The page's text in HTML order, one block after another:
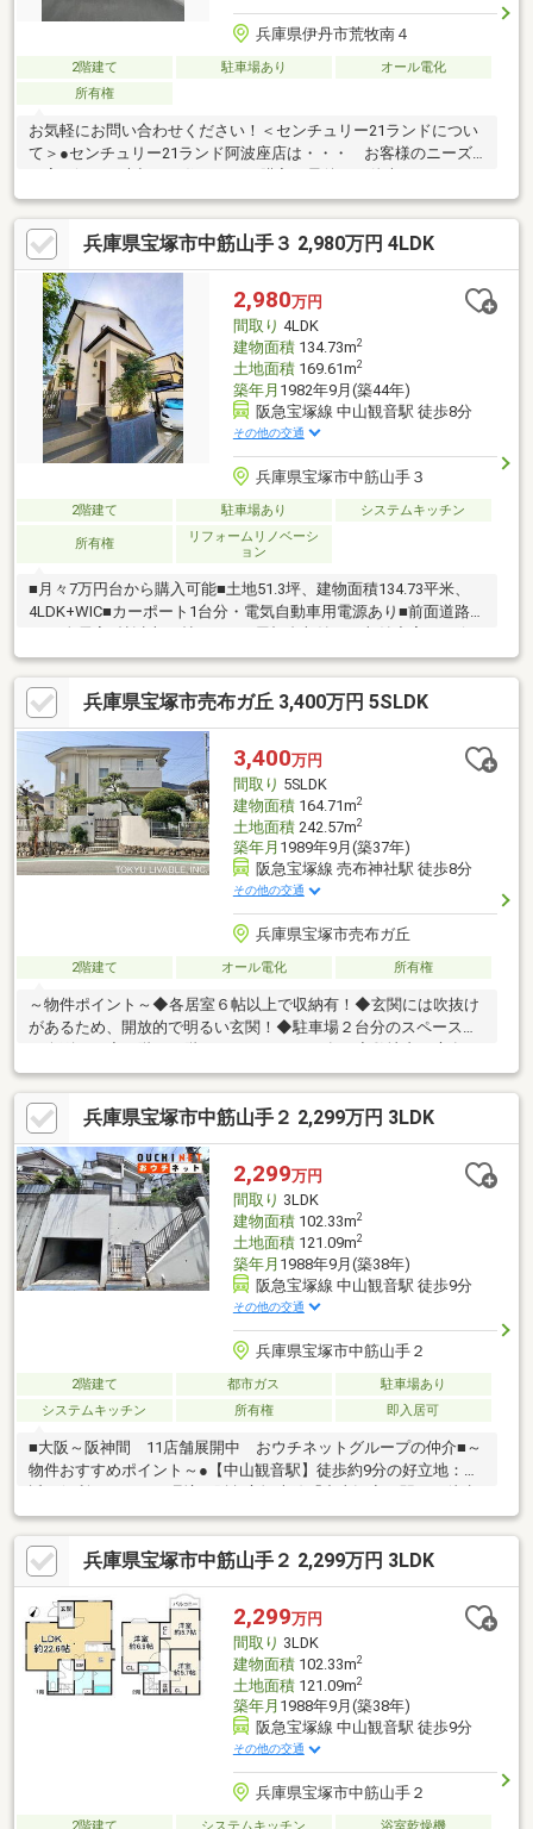
兵庫県伊丹市荒牧南４
2階建て 駐車場あり
オール電化
所有権
お気軽にお問い合わせください！＜センチュリー21ランドについ
て＞●センチュリー21ランド阿波座店は・・・ お客様のニーズ
す！●リフォームのご相談も承っております。●購入・売却・ロー
ンのご相談・・・なんでもお気軽にご相談くださいませ！〇大阪
メトロ千日前線・中央線「阿波座」駅5番出口より徒歩約2分！〇
営業時間：10：00～20：00（火曜日・水曜日定休日※祝日は営
業）事前にご連絡いただけますと、スムーズにご案内が可能で
す。ご連絡お待ちしております！
兵庫県宝塚市中筋山手３ 2,980万円 4LDK
2,980万円
間取り 4LDK
建物面積134.73m2
土地面積169.61m2
築年月 1982年9月(築44年)
阪急宝塚線 中山観音駅 徒歩8分
その他の交通
兵庫県宝塚市中筋山手３
2階建て 駐車場あり システムキッチン
所有権
リフォームリノベーシ
ョン
■月々7万円台から購入可能■土地51.3坪、建物面積134.73平米、
4LDK+WIC■カーポート1台分・電気自動車用電源あり■前面道路幅
6ｍ■全居室6帖以上■4帖のWIC・屋根裏収納など収納充実■リビン
グ・居室が南向きのため、陽当たり・通風良好 ■食洗機など設備
充実■リフォーム歴多数有り■長尾小学校徒歩16分、山手台中学校
徒歩25分 ■スーパー・コンビニ徒歩8分、マーケットスクエア中山
寺徒歩12分■生活施設が近隣にあり大変便利な立地■閑静な住宅街
建物面積が134.73平米以上ある物件でゆったりと生活したい方に
いかがでしょうか。駅から徒歩8分圏内の物件です。
兵庫県宝塚市売布ガ丘 3,400万円 5SLDK
3,400万円
間取り 5SLDK
建物面積164.71m2
土地面積242.57m2
築年月 1989年9月(築37年)
阪急宝塚線 売布神社駅 徒歩8分
その他の交通
兵庫県宝塚市売布ガ丘
2階建て オール電化 所有権
～物件ポイント～◆各居室６帖以上で収納有！◆玄関には吹抜け
があるため、開放的で明るい玄関！◆駐車場２台分のスペース有
～周辺施設～◆コープこうべ めふ…約841m◆ダイエー 宝塚中山
店…約1232m◆セブンイレブン 宝塚売布東の町店…約803m◆ライ
フォート 中山店…約1232m◆宝塚市立売布小学校…約164m◆宝塚
市立宝塚中学校…約2008m～担当より～物件の詳細及び内覧希望
のお問合せにつきましては「長谷川」までお願い致します。リフ
ォーム会社の紹介も可能です。不動産に関することであれば何で
もご相談くださ…
兵庫県宝塚市中筋山手２ 2,299万円 3LDK
2,299万円
間取り 3LDK
建物面積102.33m2
土地面積121.09m2
築年月 1988年9月(築38年)
阪急宝塚線 中山観音駅 徒歩9分
その他の交通
兵庫県宝塚市中筋山手２
2階建て 都市ガス
駐車場あり
システムキッチン
所有権 即入居可
■大阪～阪神間 11店舗展開中 おウチネットグループの仲介■～
物件おすすめポイント～●【中山観音駅】徒歩約9分の好立地：駅
近で便利なアクセス環境・阪急宝塚本線「中山観音」駅まで徒歩9
分。毎日の通勤・通学はもちろん、休日のお出かけや日々のお買
い物にも大変スムーズで便利な立地です。●約22.6帖の大空間
LDK：100平米超のゆとりある3LDK・1階部分を占めるLDKは約
22.6帖と非常に広々としており、大型家具を置いてもゆとりのあ
る、開放感抜群のくつろぎ空間を実現しています。・建物内法面
積102.33平米の広さに加え、2階の各洋室（3部屋）すべてにクロ
ーゼットが備わっているため、居住空間をすっきりと広く保てま
す。
兵庫県宝塚市中筋山手２ 2,299万円 3LDK
2,299万円
間取り 3LDK
建物面積102.33m2
土地面積121.09m2
築年月 1988年9月(築38年)
阪急宝塚線 中山観音駅 徒歩9分
その他の交通
兵庫県宝塚市中筋山手２